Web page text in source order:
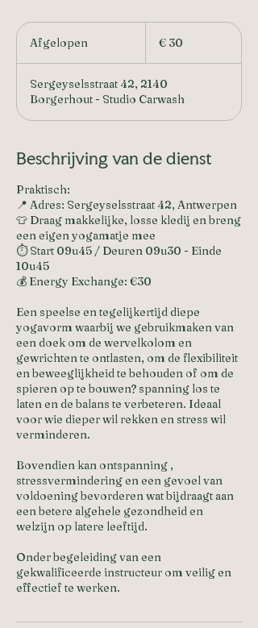
Afgelopen
e
l
o
n
€ 30
Sergeyselsstraat 42, 2140
Borgerhout - Studio Carwash
Beschrijving van de dienst
Praktisch:
📍 Adres: Sergeyselsstraat 42, Antwerpen
👕 Draag makkelijke, losse kledij en breng
een eigen yogamatje mee
⏱️ Start 09u45 / Deuren 09u30 - Einde
10u45
💰 Energy Exchange: €30
Een speelse en tegelijkertijd diepe
yogavorm waarbij we gebruikmaken van
een doek om de wervelkolom en
gewrichten te ontlasten, om de flexibiliteit
en beweeglijkheid te behouden of om de
spieren op te bouwen? spanning los te
laten en de balans te verbeteren. Ideaal
voor wie dieper wil rekken en stress wil
verminderen.
Bovendien kan ontspanning ,
stressvermindering en een gevoel van
voldoening bevorderen wat bijdraagt aan
een betere algehele gezondheid en
welzijn op latere leeftijd.
Onder begeleiding van een
gekwalificeerde instructeur om veilig en
effectief te werken.